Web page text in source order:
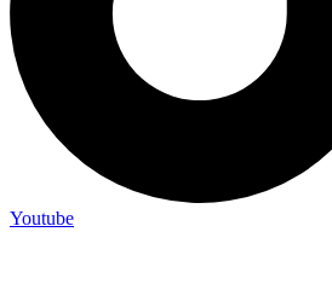
Youtube